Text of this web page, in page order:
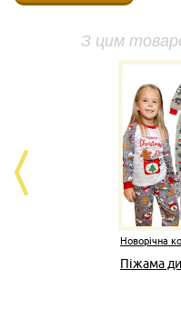
З цим
Новорічна
Піжама